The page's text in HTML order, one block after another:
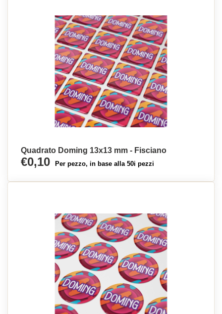
Quadrato Doming 13x13 mm - Fisciano
€0,10 Per pezzo, in base alla 50i pezzi